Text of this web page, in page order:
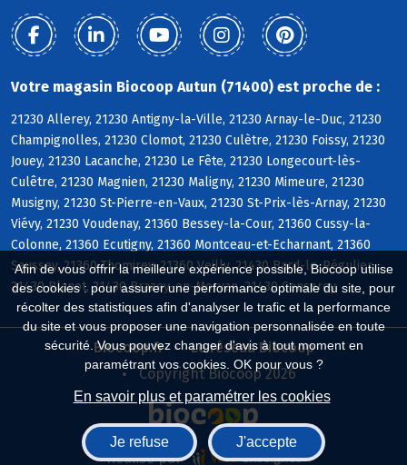
Afin de vous offrir la meilleure expérience possible, Biocoop utilise
des cookies : pour assurer une performance optimale du site, pour
récolter des statistiques afin d'analyser le trafic et la performance
du site et vous proposer une navigation personnalisée en toute
sécurité. Vous pouvez changer d'avis à tout moment en
paramétrant vos cookies. OK pour vous ?
En savoir plus et paramétrer les cookies
Je refuse J'accepte
Votre magasin Biocoop Autun (71400) est proche de :
21230 Allerey, 21230 Antigny-la-Ville, 21230 Arnay-le-Duc, 21230
Champignolles, 21230 Clomot, 21230 Culètre, 21230 Foissy, 21230
Jouey, 21230 Lacanche, 21230 Le Fête, 21230 Longecourt-lès-
Culêtre, 21230 Magnien, 21230 Maligny, 21230 Mimeure, 21230
Musigny, 21230 St-Pierre-en-Vaux, 21230 St-Prix-lès-Arnay, 21230
Viévy, 21230 Voudenay, 21360 Bessey-la-Cour, 21360 Cussy-la-
Colonne, 21360 Ecutigny, 21360 Montceau-et-Echarnant, 21360
Saussey, 21360 Thomirey, 21360 Veilly, 21430 Bard-le-Régulier,
21430 Blanot, 21430 Brazey-en-Morvan, 21430 Censerey
Biocoop.fr
Le réseau Biocoop
Copyright Biocoop 2026
Réalisé par